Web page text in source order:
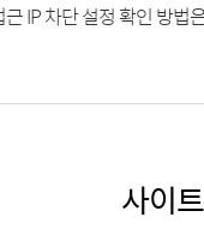
근 IP 차단 설정 확인 방법
사이